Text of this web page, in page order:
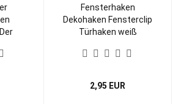
Fensterhaken
Dekohaken Fensterclip
Türhaken weiß
2,95 EUR